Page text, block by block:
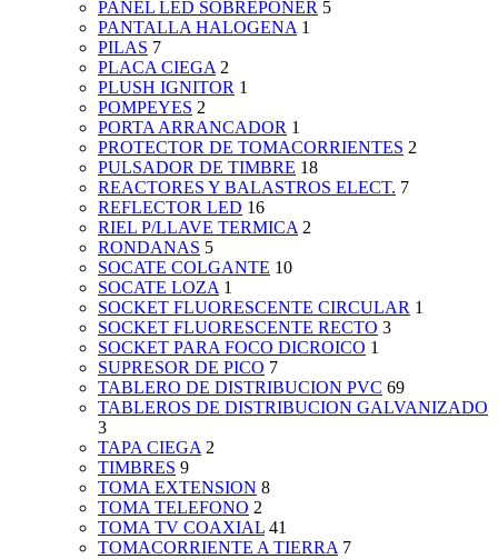
PANEL LED SOBREPONER 5
PANTALLA HALOGENA 1
PILAS 7
PLACA CIEGA 2
PLUSH IGNITOR 1
POMPEYES 2
PORTA ARRANCADOR 1
PROTECTOR DE TOMACORRIENTES 2
PULSADOR DE TIMBRE 18
REACTORES Y BALASTROS ELECT. 7
REFLECTOR LED 16
RIEL P/LLAVE TERMICA 2
RONDANAS 5
SOCATE COLGANTE 10
SOCATE LOZA 1
SOCKET FLUORESCENTE CIRCULAR 1
SOCKET FLUORESCENTE RECTO 3
SOCKET PARA FOCO DICROICO 1
SUPRESOR DE PICO 7
TABLERO DE DISTRIBUCION PVC 69
TABLEROS DE DISTRIBUCION GALVANIZADO
3
TAPA CIEGA 2
TIMBRES 9
TOMA EXTENSION 8
TOMA TELEFONO 2
TOMA TV COAXIAL 41
TOMACORRIENTE A TIERRA 7